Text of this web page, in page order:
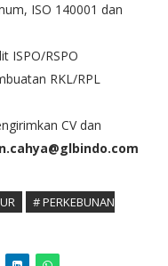
ISO 140001 dan
ISPO/RSPO
RKL/RPL
CV dan
# PERKEBUNAN